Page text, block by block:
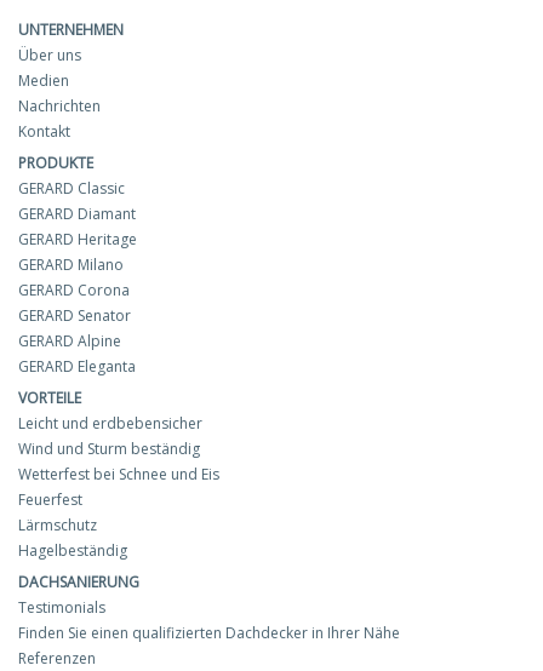
UNTERNEHMEN
Über uns
Medien
Nachrichten
Kontakt
PRODUKTE
GERARD Classic
GERARD Diamant
GERARD Heritage
GERARD Milano
GERARD Corona
GERARD Senator
GERARD Alpine
GERARD Eleganta
VORTEILE
Leicht und erdbebensicher
Wind und Sturm beständig
Wetterfest bei Schnee und Eis
Feuerfest
Lärmschutz
Hagelbeständig
DACHSANIERUNG
Testimonials
Finden Sie einen qualifizierten Dachdecker in Ihrer Nähe
Referenzen